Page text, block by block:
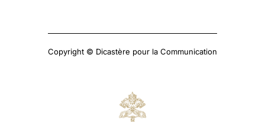
Copyright © Dicastère pour la Communication